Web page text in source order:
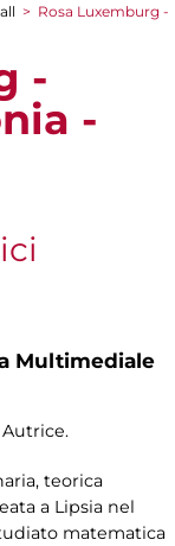
> Rosa Luxemburg -
-
-
Multimediale
Autrice.
teorica
a Lipsia nel
matematica